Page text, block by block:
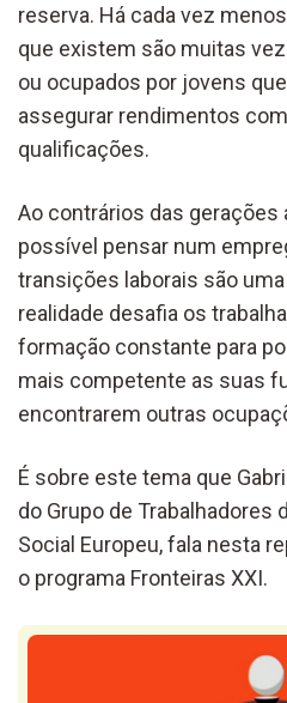
reserva. Há cada vez
que existem são muitas
ou ocupados por jovens
assegurar rendimentos
qualificações.
Ao contrários das
possível pensar num
transições laborais são
realidade desafia os
formação constante para
mais competente as suas
encontrarem outras
É sobre este tema que
do Grupo de Trabalhadores
Social Europeu, fala nesta
o programa Fronteiras XXI.